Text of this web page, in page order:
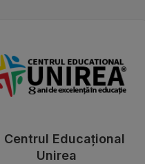
Centrul Educațional
Unirea